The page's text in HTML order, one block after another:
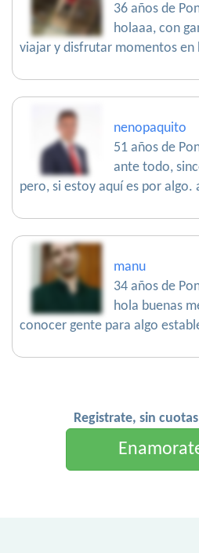
36 años de
holaaa, con
viajar y disfrutar momentos en
nenopaquito
51 años de
ante todo,
pero, si estoy aquí es por algo.
manu
34 años de
hola buenas
conocer gente para algo
Registrate, sin